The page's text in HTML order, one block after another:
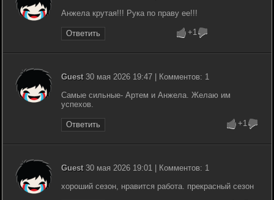
Анжела крутая!!! Рука по праву ее!!!
Ответить +1
Guest30 мая 2026 19:47 | Комментов: 1
Самые сильные- Артем и Анжела. Желаю им
успехов.
Ответить +1
Guest30 мая 2026 19:01 | Комментов: 1
хороший сезон, нравится работа. прекрасный сезон